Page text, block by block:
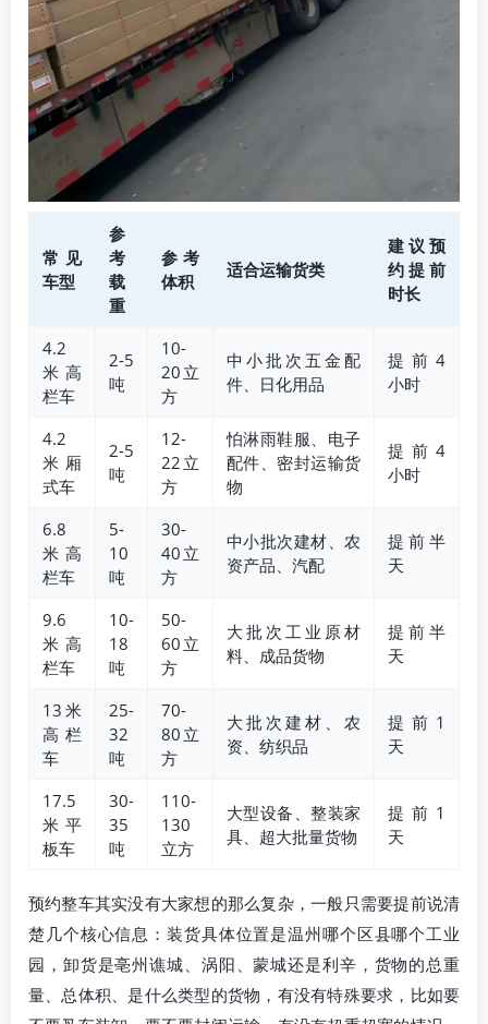
常见
车型
参
考
载
重
参考
体积
适合运输货类
建议预
约提前
时长
4.2
米高
栏车
2-5
吨
10-
20立
方
中小批次五金配
件、日化用品
提前4
小时
4.2
米厢
式车
2-5
吨
12-
22立
方
怕淋雨鞋服、电子
配件、密封运输货
物
提前4
小时
6.8
米高
栏车
5-
10
吨
30-
40立
方
中小批次建材、农
资产品、汽配
提前半
天
9.6
米高
栏车
10-
18
吨
50-
60立
方
大批次工业原材
料、成品货物
提前半
天
13米
高栏
车
25-
32
吨
70-
80立
方
大批次建材、农
资、纺织品
提前1
天
17.5
米平
板车
30-
35
吨
110-
130
立方
大型设备、整装家
具、超大批量货物
提前1
天
预约整车其实没有大家想的那么复杂，一般只需要提前说清
楚几个核心信息：装货具体位置是温州哪个区县哪个工业
园，卸货是亳州谯城、涡阳、蒙城还是利辛，货物的总重
量、总体积、是什么类型的货物，有没有特殊要求，比如要